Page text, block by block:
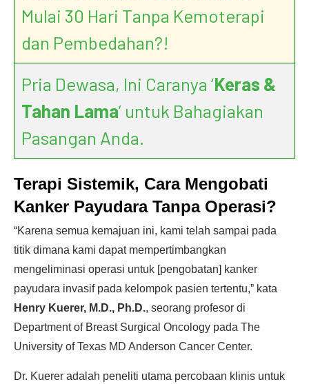
Mulai 30 Hari Tanpa Kemoterapi
dan Pembedahan?!
Pria Dewasa, Ini Caranya ‘Keras &
Tahan Lama’ untuk Bahagiakan
Pasangan Anda.
Terapi Sistemik, Cara Mengobati
Kanker Payudara Tanpa Operasi?
“Karena semua kemajuan ini, kami telah sampai pada
titik dimana kami dapat mempertimbangkan
mengeliminasi operasi untuk [pengobatan] kanker
payudara invasif pada kelompok pasien tertentu,” kata
Henry Kuerer, M.D., Ph.D., seorang profesor di
Department of Breast Surgical Oncology pada The
University of Texas MD Anderson Cancer Center.
Dr. Kuerer adalah peneliti utama percobaan klinis untuk